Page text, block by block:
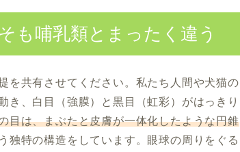
も哺乳類とまったく違う
を共有させてください。私たち人間や犬猫の
き、白目（強膜）と黒目（虹彩）がはっきり
目は、まぶたと皮膚が一体化したような円錐
独特の構造をしています。眼球の周りをぐる